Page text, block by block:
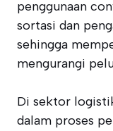
penggunaan
sortasi dan
sehingga
mengurangi
Di sektor
dalam proses